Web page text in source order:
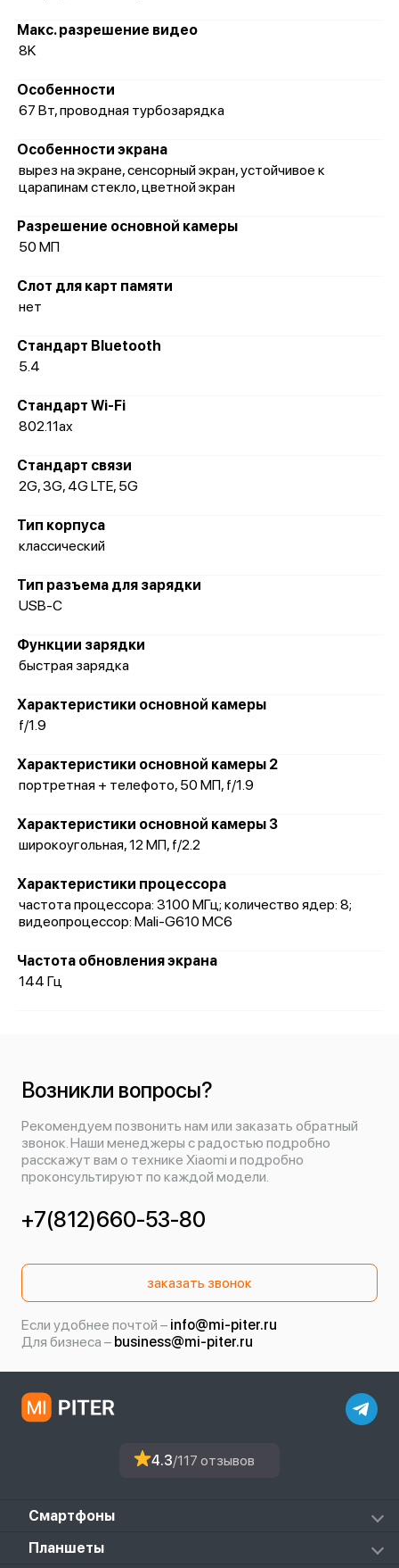
Макс. разрешение видео
8K
Особенности
67 Вт, проводная турбозарядка
Особенности экрана
вырез на экране, сенсорный экран, устойчивое к
царапинам стекло, цветной экран
Разрешение основной камеры
50 МП
Слот для карт памяти
нет
Стандарт Bluetooth
5.4
Стандарт Wi-Fi
802.11ax
Стандарт связи
2G, 3G, 4G LTE, 5G
Тип корпуса
классический
Тип разъема для зарядки
USB-C
Функции зарядки
быстрая зарядка
Характеристики основной камеры
f/1.9
Характеристики основной камеры 2
портретная + телефото, 50 МП, f/1.9
Характеристики основной камеры 3
широкоугольная, 12 МП, f/2.2
Характеристики процессора
частота процессора: 3100 МГц; количество ядер: 8;
видеопроцессор: Mali-G610 MC6
Частота обновления экрана
144 Гц
Возникли вопросы?
Рекомендуем позвонить нам или заказать обратный
звонок. Наши менеджеры с радостью подробно
расскажут вам о технике Xiaomi и подробно
проконсультируют по каждой модели.
+7(812)660-53-80
заказать звонок
Если удобнее почтой – info@mi-piter.ru
Для бизнеса – business@mi-piter.ru
4.3/117 отзывов
Смартфоны
Redmi
Планшеты